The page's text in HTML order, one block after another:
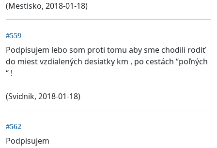
(Mestisko, 2018-01-18)
#559
Podpisujem lebo som proti tomu aby sme chodili rodiť
do miest vzdialených desiatky km , po cestách “poľných
“ !
(Svidnik, 2018-01-18)
#562
Podpisujem